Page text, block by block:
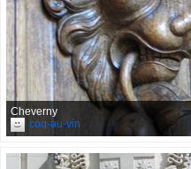
Cheverny
coq-au-vin